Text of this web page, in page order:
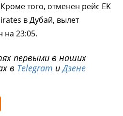
того, отменен рейс EK
в Дубай, вылет
на 23:05.
первыми в наших
в Telegram иДзене